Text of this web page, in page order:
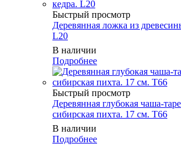
Быстрый просмотр
Деревянная ложка из
L20
В наличии
Подробнее
Быстрый просмотр
Деревянная глубокая чаша-
сибирская пихта. 17 см. T66
В наличии
Подробнее